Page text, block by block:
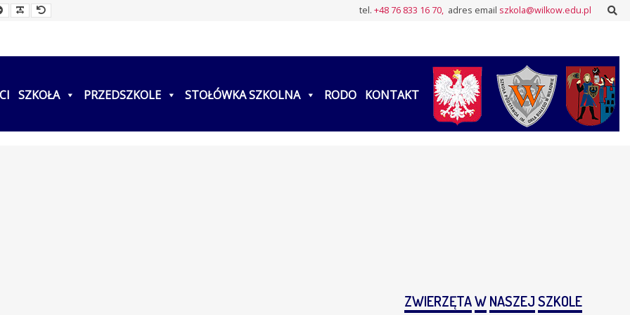
Larger
Font
Readable
Font
Default
Font tel. +48 76 833 16 70, adres email szkola@wilkow.edu.pl
SZKOŁA PRZEDSZKOLE STOŁÓWKA SZKOLNA RODO KONTAKT
ZWIERZĘTAWNASZEJSZKOLE